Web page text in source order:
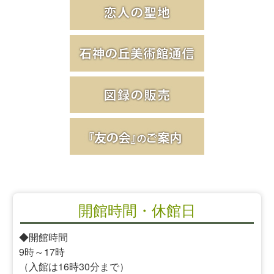
開館時間・休館日
◆開館時間
9時～17時
（入館は16時30分まで）